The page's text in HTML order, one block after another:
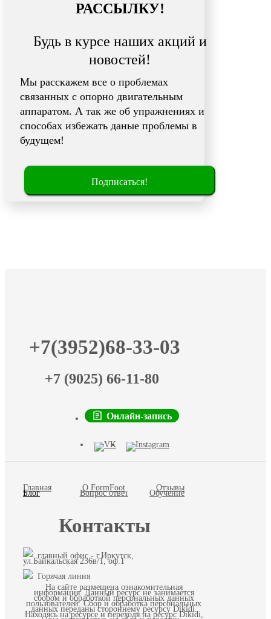
РАССЫЛКУ!
Будь в курсе наших акций и
новостей!
Мы расскажем все о проблемах
связанных с опорно двигательным
аппаратом. А так же об упражнениях и
способах избежать даные проблемы в
будущем!
Подписаться!
+7(3952)68-33-03
+7 (9025) 66-11-80
Онлайн-запись
Главная О FormFoot Отзывы
Блог Вопрос ответ Обучение
Контакты
главный офис - г.Иркутск,
ул.Байкальская 236в/1, оф.1
Горячая линия
На сайте размещена ознакомительная
информация. Данный ресурс не занимается
сбором и обработкой персональных данных
пользователей. Сбор и обработка персональных
данных переданы стороннему ресурсу Dikidi.
Находясь на ресурсе и переходя на ресурс Dikidi,